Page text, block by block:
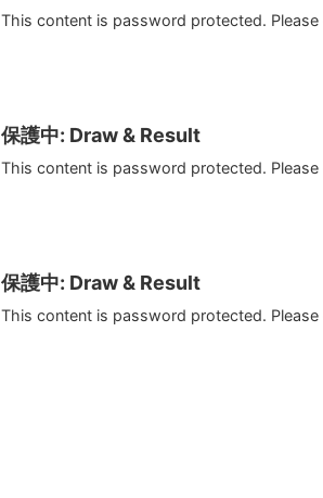
This content is password protected.
保護中: Draw & Result
This content is password protected.
保護中: Draw & Result
This content is password protected.